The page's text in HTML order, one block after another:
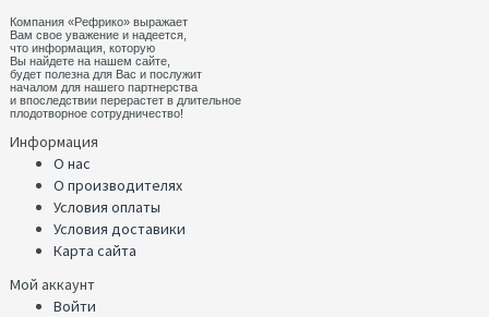
Компания «Рефрико» выражает
Вам свое уважение и надеется,
что информация, которую
Вы найдете на нашем сайте,
будет полезна для Вас и послужит
началом для нашего партнерства
и впоследствии перерастет в длительное
плодотворное сотрудничество!
Информация
О нас
О производителях
Условия оплаты
Условия доставики
Карта сайта
Мой аккаунт
Войти